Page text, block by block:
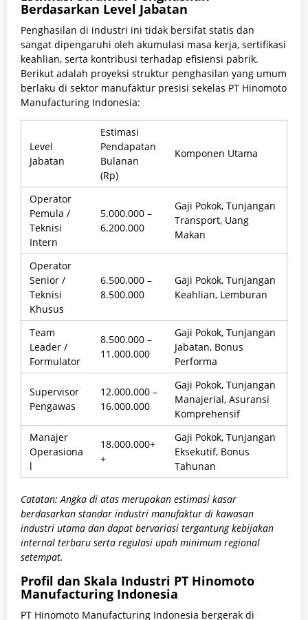
Berdasarkan Level Jabatan
Penghasilan di industri ini tidak bersifat statis dan
sangat dipengaruhi oleh akumulasi masa kerja, sertifikasi
keahlian, serta kontribusi terhadap efisiensi pabrik.
Berikut adalah proyeksi struktur penghasilan yang umum
berlaku di sektor manufaktur presisi sekelas PT Hinomoto
Manufacturing Indonesia:
Level
Jabatan
Estimasi
Pendapatan
Bulanan
(Rp)
Komponen Utama
Operator
Pemula /
Teknisi
Intern
5.000.000 –
6.200.000
Gaji Pokok, Tunjangan
Transport, Uang
Makan
Operator
Senior /
Teknisi
Khusus
6.500.000 –
8.500.000
Gaji Pokok, Tunjangan
Keahlian, Lemburan
Team
Leader /
Formulator
8.500.000 –
11.000.000
Gaji Pokok, Tunjangan
Jabatan, Bonus
Performa
Supervisor
Pengawas
12.000.000 –
16.000.000
Gaji Pokok, Tunjangan
Manajerial, Asuransi
Komprehensif
Manajer
Operasiona
l
18.000.000+
+
Gaji Pokok, Tunjangan
Eksekutif, Bonus
Tahunan
Catatan: Angka di atas merupakan estimasi kasar
berdasarkan standar industri manufaktur di kawasan
industri utama dan dapat bervariasi tergantung kebijakan
internal terbaru serta regulasi upah minimum regional
setempat.
Profil dan Skala Industri PT Hinomoto
Manufacturing Indonesia
PT Hinomoto Manufacturing Indonesia bergerak di